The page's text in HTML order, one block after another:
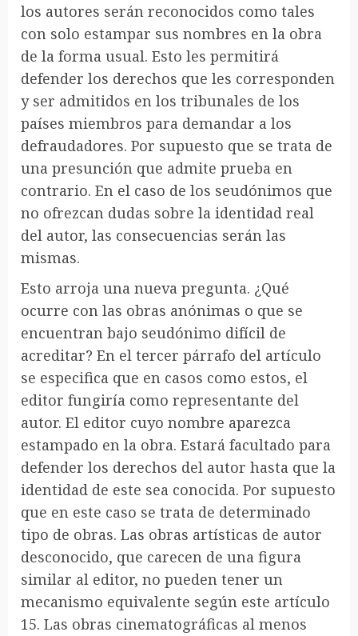
los autores serán reconocidos como tales
con solo estampar sus nombres en la obra
de la forma usual. Esto les permitirá
defender los derechos que les corresponden
y ser admitidos en los tribunales de los
países miembros para demandar a los
defraudadores. Por supuesto que se trata de
una presunción que admite prueba en
contrario. En el caso de los seudónimos que
no ofrezcan dudas sobre la identidad real
del autor, las consecuencias serán las
mismas.
Esto arroja una nueva pregunta. ¿Qué
ocurre con las obras anónimas o que se
encuentran bajo seudónimo difícil de
acreditar? En el tercer párrafo del artículo
se especifica que en casos como estos, el
editor fungiría como representante del
autor. El editor cuyo nombre aparezca
estampado en la obra. Estará facultado para
defender los derechos del autor hasta que la
identidad de este sea conocida. Por supuesto
que en este caso se trata de determinado
tipo de obras. Las obras artísticas de autor
desconocido, que carecen de una figura
similar al editor, no pueden tener un
mecanismo equivalente según este artículo
15. Las obras cinematográficas al menos